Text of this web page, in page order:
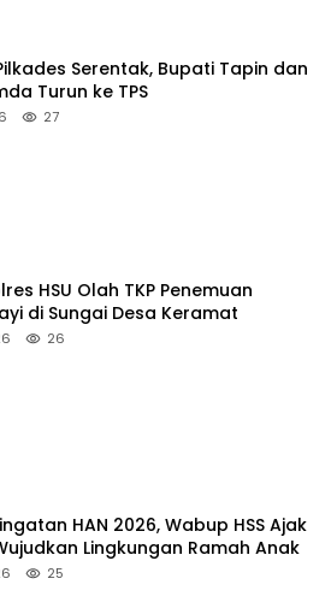
Serentak, Bupati Tapin dan
Turun ke TPS
27
HSU Olah TKP Penemuan
di Sungai Desa Keramat
26
HAN 2026, Wabup HSS Ajak
Lingkungan Ramah Anak
25